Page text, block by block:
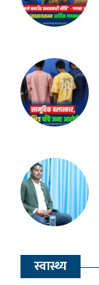
स्वास्थ्य